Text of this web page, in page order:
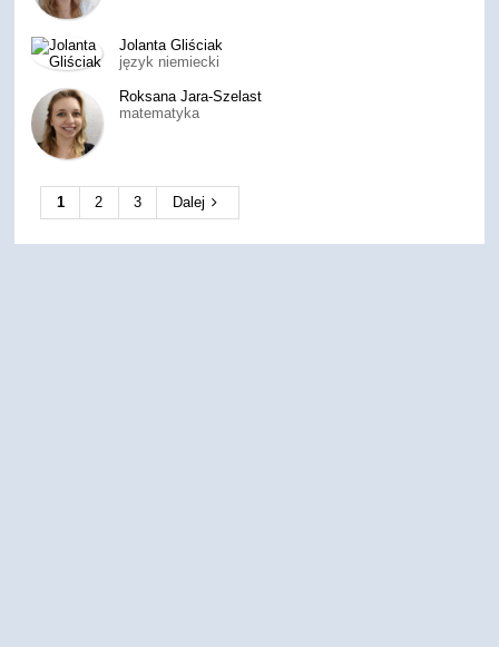
Jolanta Gliściak
język niemiecki
Roksana Jara-Szelast
matematyka
1 2 3 Dalej